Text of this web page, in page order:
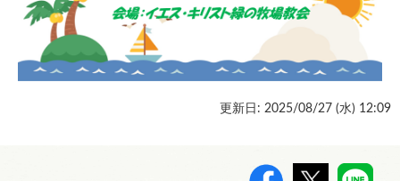
更新日: 2025/08/27 (水) 12:09